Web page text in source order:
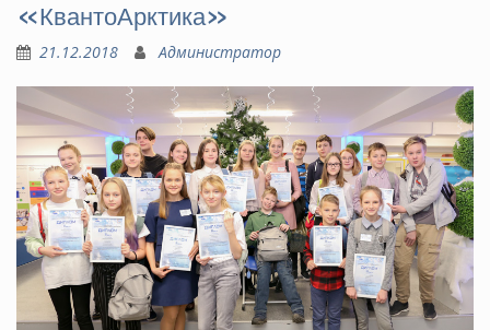
«КвантоАрктика»
21.12.2018 Администратор